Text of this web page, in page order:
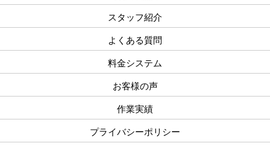
スタッフ紹介
よくある質問
料金システム
お客様の声
作業実績
プライバシーポリシー